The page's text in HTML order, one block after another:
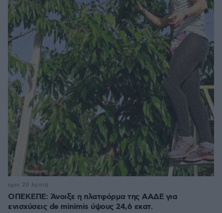
ΟΠΕΚΕΠΕ: Άνοιξε η πλατφόρμα της ΑΑΔΕ για
ενισχύσεις de minimis ύψους 24,6 εκατ.
πριν 20 λεπτά